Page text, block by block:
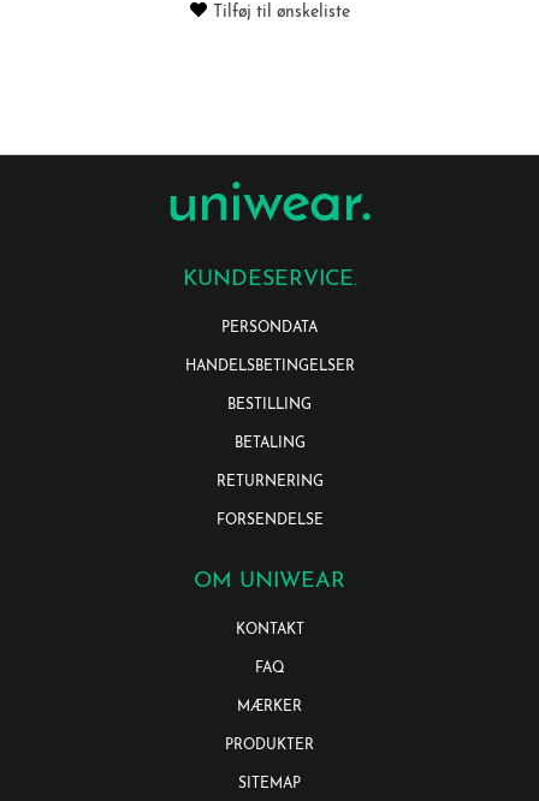
Tilføj til ønskeliste
KUNDESERVICE.
PERSONDATA
HANDELSBETINGELSER
BESTILLING
BETALING
RETURNERING
FORSENDELSE
OM UNIWEAR
KONTAKT
FAQ
MÆRKER
PRODUKTER
SITEMAP